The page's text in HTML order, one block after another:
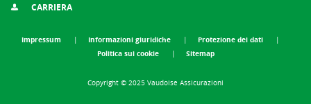
CARRIERA
Impressum Informazioni giuridiche
Protezione dei dati
Politica sui cookie
Sitemap
Copyright © 2025 Vaudoise Assicurazioni